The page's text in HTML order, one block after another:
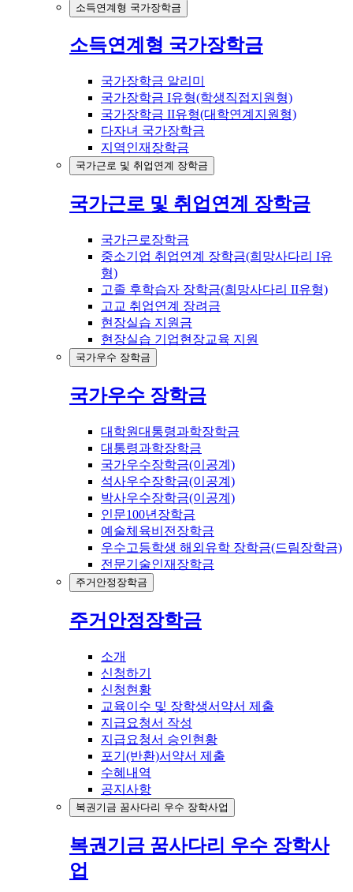
소득연계형 국가장학금
소득연계형 국가장학금
국가장학금 알리미
국가장학금 I유형(학생직접지원형)
국가장학금 II유형(대학연계지원형)
다자녀 국가장학금
지역인재장학금
국가근로 및 취업연계 장학금
국가근로 및 취업연계 장학금
국가근로장학금
중소기업 취업연계 장학금(희망사다리 I유
형)
고졸 후학습자 장학금(희망사다리 II유형)
고교 취업연계 장려금
현장실습 지원금
현장실습 기업현장교육 지원
국가우수 장학금
국가우수 장학금
대학원대통령과학장학금
대통령과학장학금
국가우수장학금(이공계)
석사우수장학금(이공계)
박사우수장학금(이공계)
인문100년장학금
예술체육비전장학금
우수고등학생 해외유학 장학금(드림장학금)
전문기술인재장학금
주거안정장학금
주거안정장학금
소개
신청하기
신청현황
교육이수 및 장학생서약서 제출
지급요청서 작성
지급요청서 승인현황
포기(반환)서약서 제출
수혜내역
공지사항
복권기금 꿈사다리 우수 장학사업
복권기금 꿈사다리 우수 장학사
업